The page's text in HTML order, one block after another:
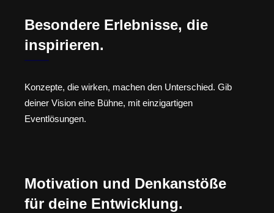
Besondere Erlebnisse, die
inspirieren.
Konzepte, die wirken, machen den Unterschied. Gib
deiner Vision eine Bühne, mit einzigartigen
Eventlösungen.
Motivation und Denkanstöße
für deine Entwicklung.